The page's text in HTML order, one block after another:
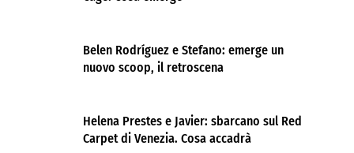
Belen Rodríguez e Stefano: emerge un
nuovo scoop, il retroscena
Helena Prestes e Javier: sbarcano sul Red
Carpet di Venezia. Cosa accadrà